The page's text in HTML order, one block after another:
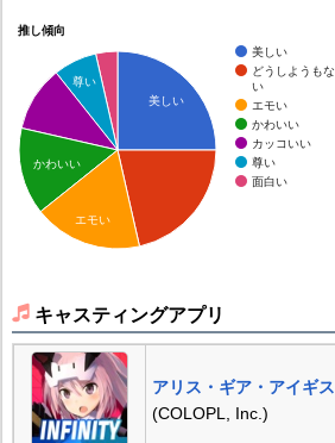
推し傾向
美しい
どうしようもな
い
エモい
かわいい
カッコいい
尊い
面白い
美しい
尊い
かわいい
エモい
キャスティングアプリ
アリス・ギア・アイギス
(COLOPL, Inc.)